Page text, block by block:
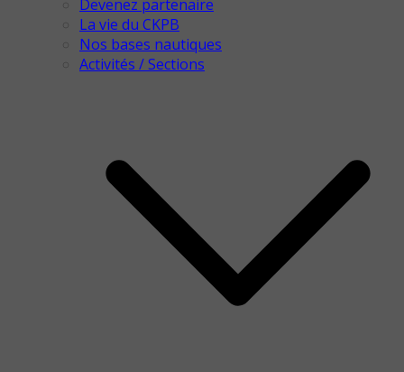
Devenez partenaire
La vie du CKPB
Nos bases nautiques
Activités / Sections